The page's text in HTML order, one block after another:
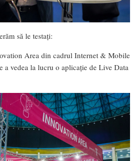
să le testați:
Area din cadrul Internet & Mobile
a vedea la lucru o aplicație de Live Data